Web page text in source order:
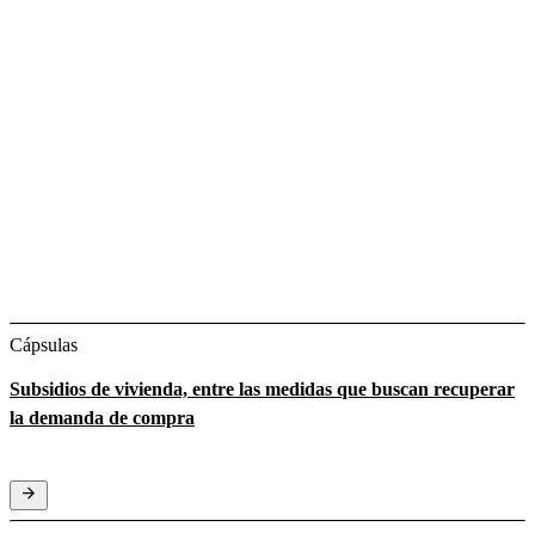
Cápsulas
Subsidios de vivienda, entre las medidas que buscan recuperar
la demanda de compra